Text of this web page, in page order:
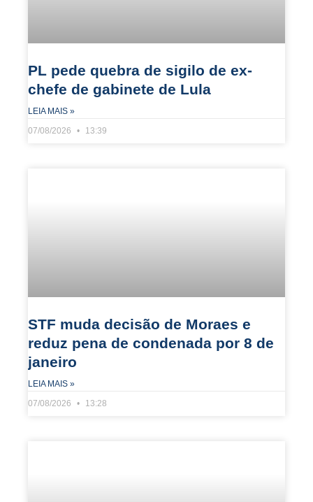
PL pede quebra de sigilo de ex-
chefe de gabinete de Lula
LEIA MAIS »
07/08/2026
13:39
STF muda decisão de Moraes e
reduz pena de condenada por 8 de
janeiro
LEIA MAIS »
07/08/2026
13:28